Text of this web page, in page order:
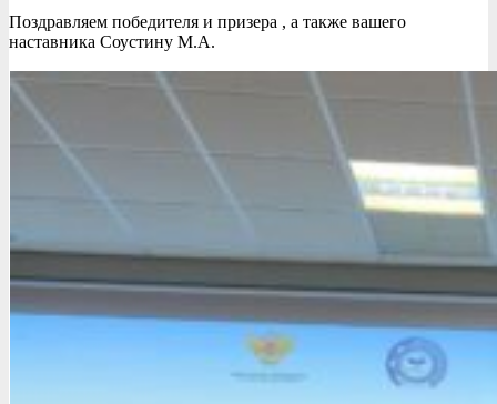
Поздравляем победителя и призера , а также вашего
наставника Соустину М.А.